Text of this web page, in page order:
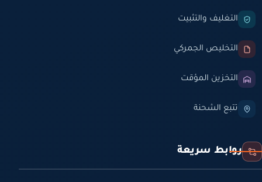
التغليف والتثبيت
التخليص الجمركي
التخزين المؤقت
تتبع الشحنة
روابط سريعة